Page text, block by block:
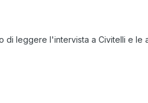
di leggere l'intervista a Civitelli e le